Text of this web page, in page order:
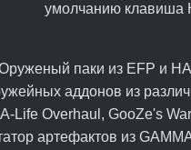
умолчанию клавиша
паки из EFP и
аддонов из
Life Overhaul, GooZe's
артефактов из